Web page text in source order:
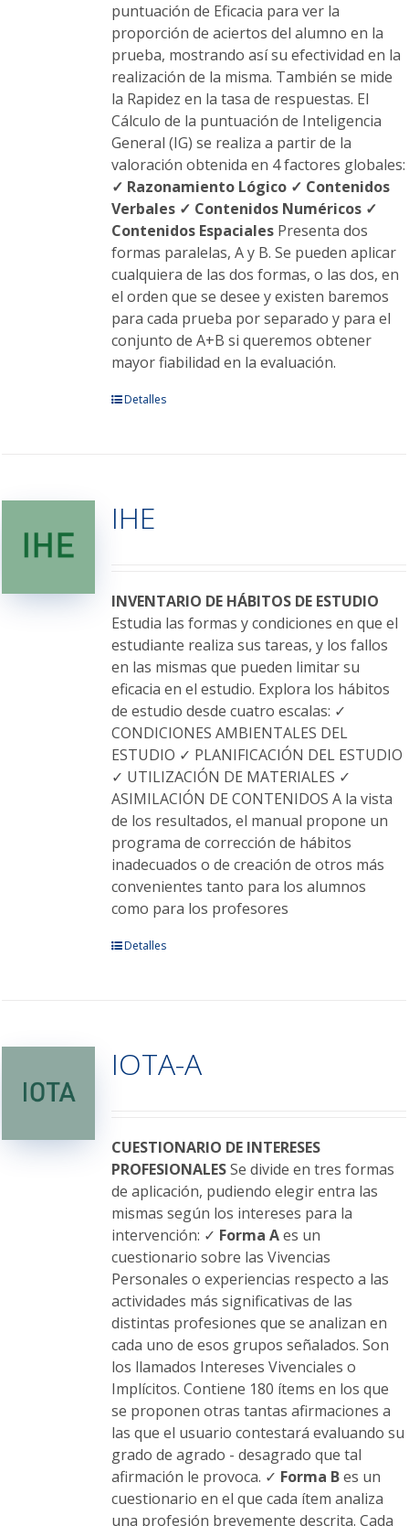
puntuación de Eficacia para ver la
proporción de aciertos del alumno en la
prueba, mostrando así su efectividad en la
realización de la misma. También se mide
la Rapidez en la tasa de respuestas. El
Cálculo de la puntuación de Inteligencia
General (IG) se realiza a partir de la
valoración obtenida en 4 factores globales:
✓ Razonamiento Lógico ✓ Contenidos
Verbales ✓ Contenidos Numéricos ✓
Contenidos EspacialesPresenta dos
formas paralelas, A y B. Se pueden aplicar
cualquiera de las dos formas, o las dos, en
el orden que se desee y existen baremos
para cada prueba por separado y para el
conjunto de A+B si queremos obtener
mayor fiabilidad en la evaluación.
Este
Las
opciones
elegir
en
la
página
de
producto
Detalles
IHE
INVENTARIO DE HÁBITOS DE ESTUDIO
Estudia las formas y condiciones en que el
estudiante realiza sus tareas, y los fallos
en las mismas que pueden limitar su
eficacia en el estudio. Explora los hábitos
de estudio desde cuatro escalas: ✓
CONDICIONES AMBIENTALES DEL
ESTUDIO ✓ PLANIFICACIÓN DEL ESTUDIO
✓ UTILIZACIÓN DE MATERIALES ✓
ASIMILACIÓN DE CONTENIDOS A la vista
de los resultados, el manual propone un
programa de corrección de hábitos
inadecuados o de creación de otros más
convenientes tanto para los alumnos
como para los profesores
Este
Las
opciones
elegir
en
la
página
de
producto
Detalles
IOTA-A
CUESTIONARIO DE INTERESES
PROFESIONALESSe divide en tres formas
de aplicación, pudiendo elegir entra las
mismas según los intereses para la
intervención: ✓ Forma Aes un
cuestionario sobre las Vivencias
Personales o experiencias respecto a las
actividades más significativas de las
distintas profesiones que se analizan en
cada uno de esos grupos señalados. Son
los llamados Intereses Vivenciales o
Implícitos. Contiene 180 ítems en los que
se proponen otras tantas afirmaciones a
las que el usuario contestará evaluando su
grado de agrado - desagrado que tal
afirmación le provoca. ✓ Forma Bes un
cuestionario en el que cada ítem analiza
una profesión brevemente descrita. Cada